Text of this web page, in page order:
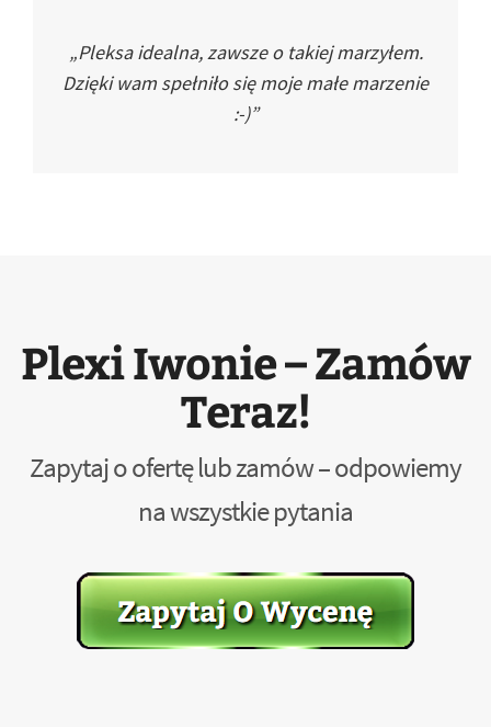
„Pleksa idealna, zawsze o takiej marzyłem.
Dzięki wam spełniło się moje małe marzenie
:-)”
Plexi Iwonie – Zamów
Teraz!
Zapytaj o ofertę lub zamów – odpowiemy
na wszystkie pytania